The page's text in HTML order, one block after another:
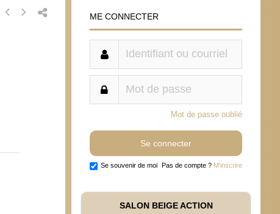
ME CONNECTER
Mot de passe oublié
Se souvenir de moi Pas de compte ? M'inscrire
SALON BEIGE ACTION